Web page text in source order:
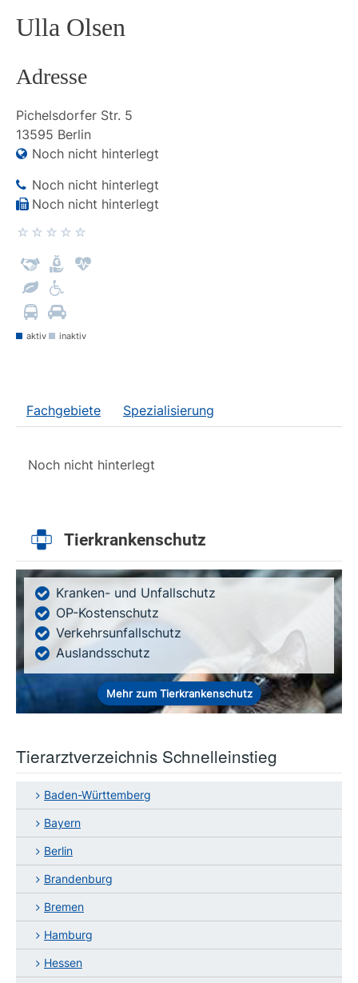
Ulla Olsen
Adresse
Pichelsdorfer Str. 5
13595 Berlin
Noch nicht hinterlegt
Noch nicht hinterlegt
Noch nicht hinterlegt
aktiv inaktiv
Fachgebiete Spezialisierung
Noch nicht hinterlegt
Tierkrankenschutz
Kranken- und Unfallschutz
OP-Kostenschutz
Verkehrsunfallschutz
Auslandsschutz
Mehr zum Tierkrankenschutz
Tierarztverzeichnis Schnelleinstieg
Baden-Württemberg
Bayern
Berlin
Brandenburg
Bremen
Hamburg
Hessen